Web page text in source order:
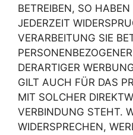
BETREIBEN, SO
JEDERZEIT
VERARBEITUNG SIE
DERARTIGER
GILT AUCH FÜR DAS
MIT SOLCHER
VERBINDUNG STEHT.
WIDERSPRECHEN,